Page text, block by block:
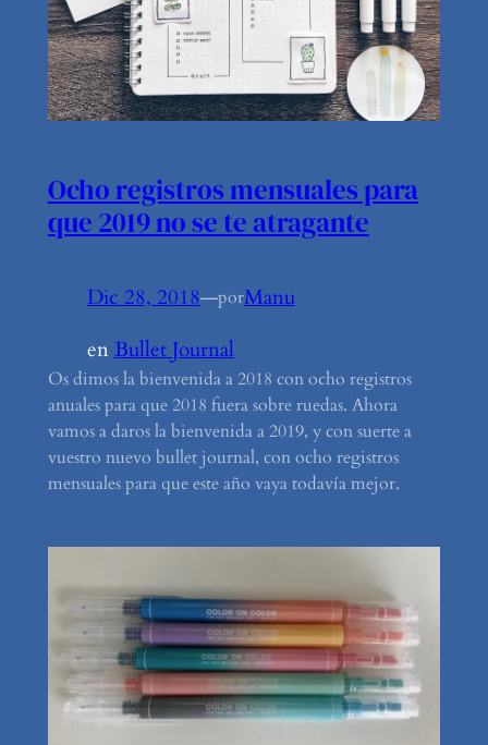
Ocho registros mensuales para
que 2019 no se te atragante
Dic 28, 2018—porManu
enBullet Journal
Os dimos la bienvenida a 2018 con ocho registros
anuales para que 2018 fuera sobre ruedas. Ahora
vamos a daros la bienvenida a 2019, y con suerte a
vuestro nuevo bullet journal, con ocho registros
mensuales para que este año vaya todavía mejor.